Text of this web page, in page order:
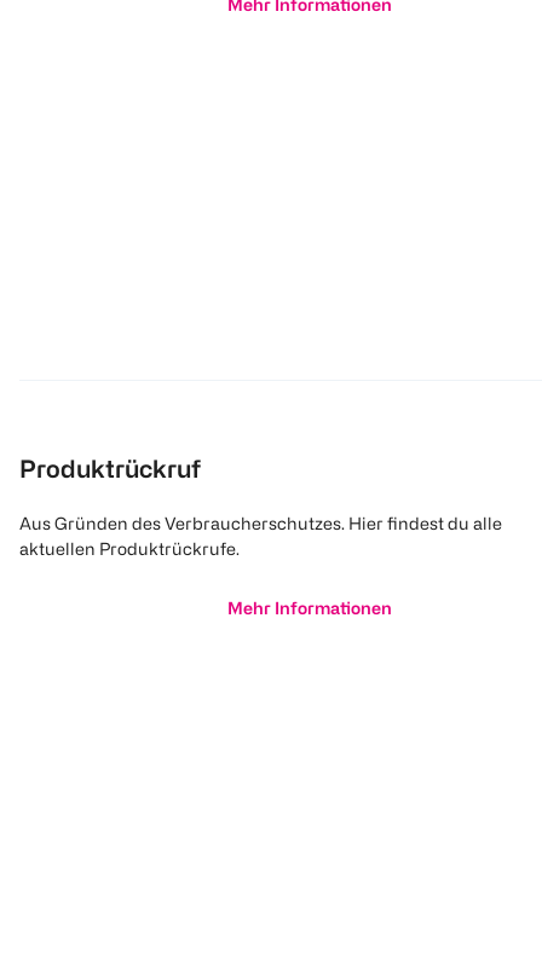
Mehr Informationen
Produktrückruf
Aus Gründen des Verbraucherschutzes. Hier findest du alle
aktuellen Produktrückrufe.
Mehr Informationen